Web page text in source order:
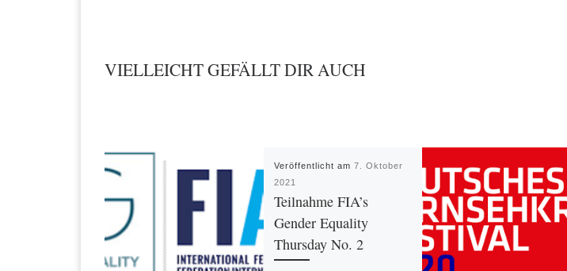
VIELLEICHT GEFÄLLT DIR AUCH
Veröffentlicht am 7. Oktober
2021
Teilnahme FIA’s
Gender Equality
Thursday No. 2